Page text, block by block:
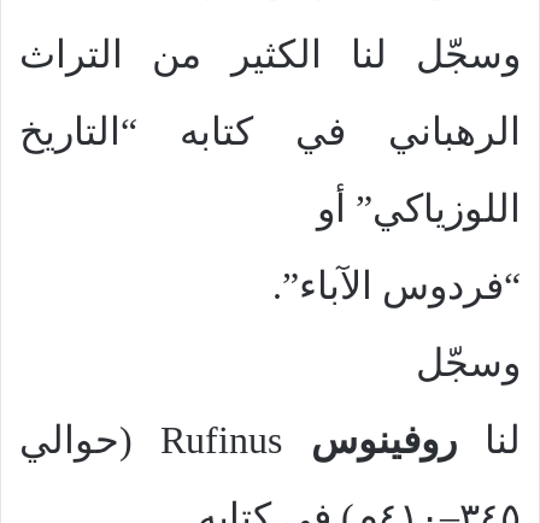
وسجّل لنا الكثير من التراث
الرهباني في كتابه “التاريخ
اللوزياكي” أو
“فردوس الآباء”.
وسجّل
لناروفينوس Rufinus (حوالي